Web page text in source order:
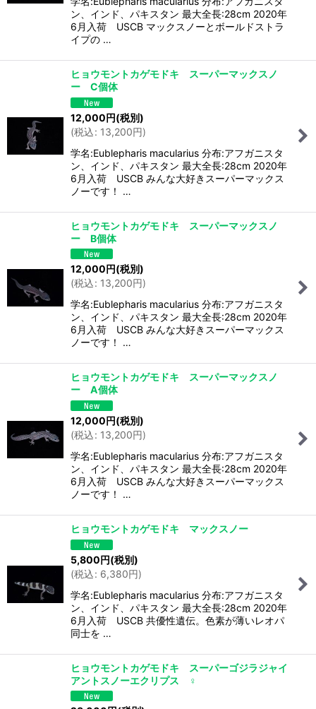
ン、インド、パキスタン 最大全長:28cm 2020年
6月入荷 USCB マックスノーとボールドストラ
イプの …
ヒョウモントカゲモドキ スーパーマックスノ
ー C個体
12,000円(税別)
(税込: 13,200円)
学名:Eublepharis macularius 分布:アフガニスタ
ン、インド、パキスタン 最大全長:28cm 2020年
6月入荷 USCB みんな大好きスーパーマックス
ノーです！ …
ヒョウモントカゲモドキ スーパーマックスノ
ー B個体
12,000円(税別)
(税込: 13,200円)
学名:Eublepharis macularius 分布:アフガニスタ
ン、インド、パキスタン 最大全長:28cm 2020年
6月入荷 USCB みんな大好きスーパーマックス
ノーです！ …
ヒョウモントカゲモドキ スーパーマックスノ
ー A個体
12,000円(税別)
(税込: 13,200円)
学名:Eublepharis macularius 分布:アフガニスタ
ン、インド、パキスタン 最大全長:28cm 2020年
6月入荷 USCB みんな大好きスーパーマックス
ノーです！ …
ヒョウモントカゲモドキ マックスノー
5,800円(税別)
(税込: 6,380円)
学名:Eublepharis macularius 分布:アフガニスタ
ン、インド、パキスタン 最大全長:28cm 2020年
6月入荷 USCB 共優性遺伝。色素が薄いレオパ
同士を …
ヒョウモントカゲモドキ スーパーゴジラジャイ
アントスノーエクリプス ♀